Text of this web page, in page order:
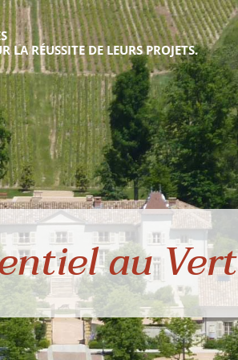
LA RÉUSSITE DE LEURS PROJETS.
au Vert